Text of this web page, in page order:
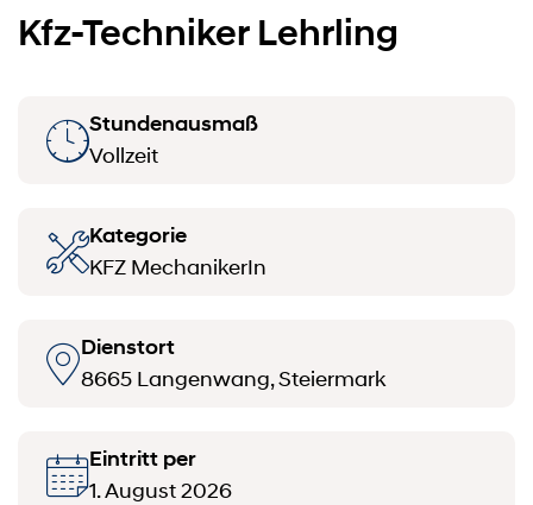
Kfz-Techniker Lehrling
Stundenausmaß
Vollzeit
Kategorie
KFZ MechanikerIn
Dienstort
8665 Langenwang, Steiermark
Eintritt per
1. August 2026